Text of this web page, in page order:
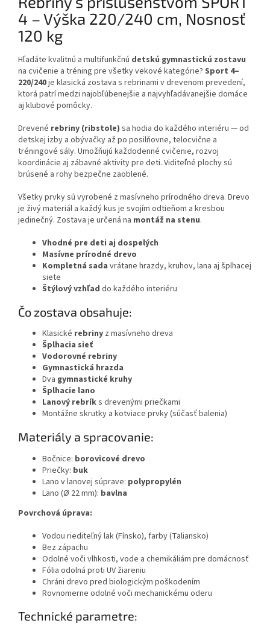
4 – Výška 220/240 cm, Nosnosť
120 kg
Hľadáte kvalitnú a multifunkčnú detskú gymnastickú zostavu
na cvičenie a tréning pre všetky vekové kategórie? Sport 4–
220/240je klasická zostava s rebrinami v drevenom prevedení,
ktorá patrí medzi najobľúbenejšie a najvyhľadávanejšie domáce
aj klubové pomôcky.
Drevené rebriny (ribstole) sa hodia do každého interiéru — od
detskej izby a obývačky až po posilňovne, telocvične a
tréningové sály. Umožňujú každodenné cvičenie, rozvoj
koordinácie aj zábavné aktivity pre deti. Viditeľné plochy sú
brúsené a rohy bezpečne zaoblené.
Všetky prvky sú vyrobené z masívneho prírodného dreva. Drevo
je živý materiál a každý kus je svojím odtieňom a kresbou
jedinečný. Zostava je určená na montáž na stenu.
Vhodné pre deti aj dospelých
Masívne prírodné drevo
Kompletná sada vrátane hrazdy, kruhov, lana aj šplhacej
siete
Štýlový vzhľad do každého interiéru
Čo zostava obsahuje:
Klasické rebriny z masívneho dreva
Šplhacia sieť
Vodorovné rebriny
Gymnastická hrazda
Dva gymnastické kruhy
Šplhacie lano
Lanový rebríks drevenými priečkami
Montážne skrutky a kotviace prvky (súčasť balenia)
Materiály a spracovanie:
Bočnice: borovicové drevo
Priečky: buk
Lano v lanovej súprave: polypropylén
Lano (Ø 22 mm): bavlna
Povrchová úprava:
Vodou riediteľný lak (Fínsko), farby (Taliansko)
Bez zápachu
Odolné voči vlhkosti, vode a chemikáliám pre domácnosť
Fólia odolná proti UV žiareniu
Chráni drevo pred biologickým poškodením
Rovnomerne odolné voči mechanickému oderu
Technické parametre: